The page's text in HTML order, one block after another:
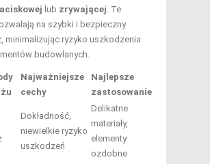
lub zrywającej. Te
na szybki i bezpieczny
minimalizując ryzyko uszkodzenia
budowlanych.
Najważniejsze
cechy
Najlepsze
zastosowanie
Dokładność,
niewielkie ryzyko
uszkodzeń
Delikatne
materiały,
elementy
ozdobne